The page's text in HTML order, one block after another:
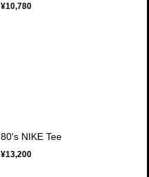
¥10,780
80's NIKE Tee
¥13,200